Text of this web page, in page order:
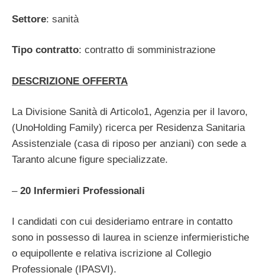
Settore: sanità
Tipo contratto: contratto di somministrazione
DESCRIZIONE OFFERTA
La Divisione Sanità di Articolo1, Agenzia per il lavoro,
(UnoHolding Family) ricerca per Residenza Sanitaria
Assistenziale (casa di riposo per anziani) con sede a
Taranto alcune figure specializzate.
– 20 Infermieri Professionali
I candidati con cui desideriamo entrare in contatto
sono in possesso di laurea in scienze infermieristiche
o equipollente e relativa iscrizione al Collegio
Professionale (IPASVI).